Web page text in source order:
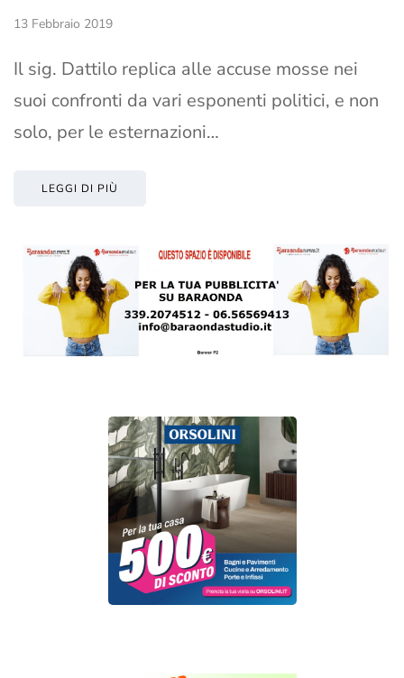
13 Febbraio 2019
Il sig. Dattilo replica alle accuse mosse nei
suoi confronti da vari esponenti politici, e non
solo, per le esternazioni…
LEGGI DI PIÙ